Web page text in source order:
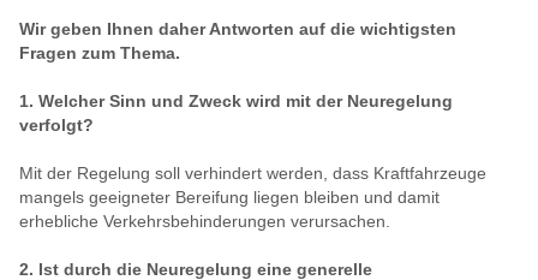
Wir geben Ihnen daher Antworten auf die wichtigsten
Fragen zum Thema.
1. Welcher Sinn und Zweck wird mit der Neuregelung
verfolgt?
Mit der Regelung soll verhindert werden, dass Kraftfahrzeuge
mangels geeigneter Bereifung liegen bleiben und damit
erhebliche Verkehrsbehinderungen verursachen.
2. Ist durch die Neuregelung eine generelle